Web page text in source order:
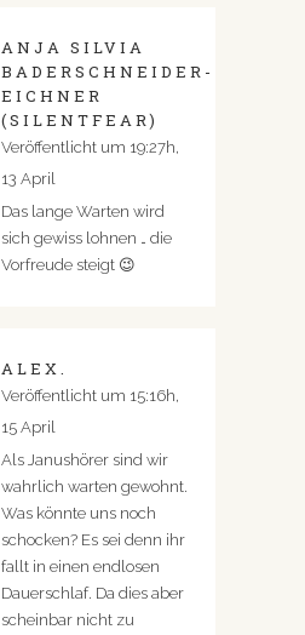
ANJA SILVIA
BADERSCHNEIDER-
EICHNER
(SILENTFEAR)
Veröffentlicht um 19:27h,
13 April
Das lange Warten wird
sich gewiss lohnen … die
Vorfreude steigt 😉
ALEX.
Veröffentlicht um 15:16h,
15 April
Als Janushörer sind wir
wahrlich warten gewohnt.
Was könnte uns noch
schocken? Es sei denn ihr
fallt in einen endlosen
Dauerschlaf. Da dies aber
scheinbar nicht zu